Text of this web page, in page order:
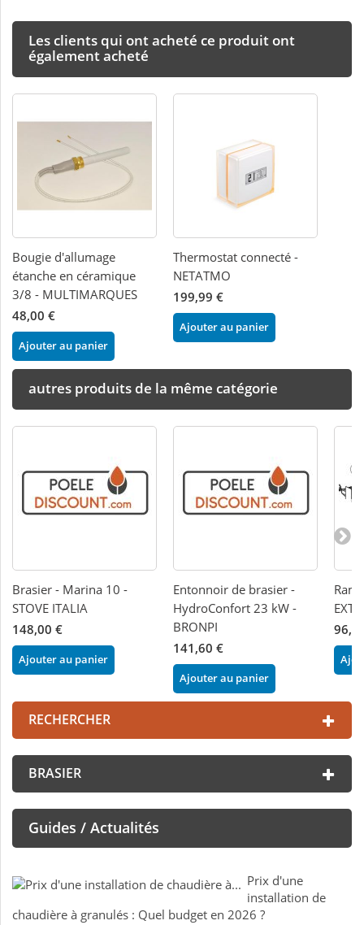
Les clients qui ont acheté ce produit ont
également acheté
Bougie d'allumage
étanche en céramique
3/8 - MULTIMARQUES
48,00 €
Ajouter au panier
Thermostat connecté -
NETATMO
199,99 €
Ajouter au panier
autres produits de la même catégorie
Brasier - Marina 10 -
STOVE ITALIA
148,00 €
Ajouter au panier
Entonnoir de brasier -
HydroConfort 23 kW -
BRONPI
141,60 €
Ajouter au panier
RECHERCHER
BRASIER
Guides / Actualités
Prix d'une
installation de
chaudière à granulés : Quel budget en 2026 ?